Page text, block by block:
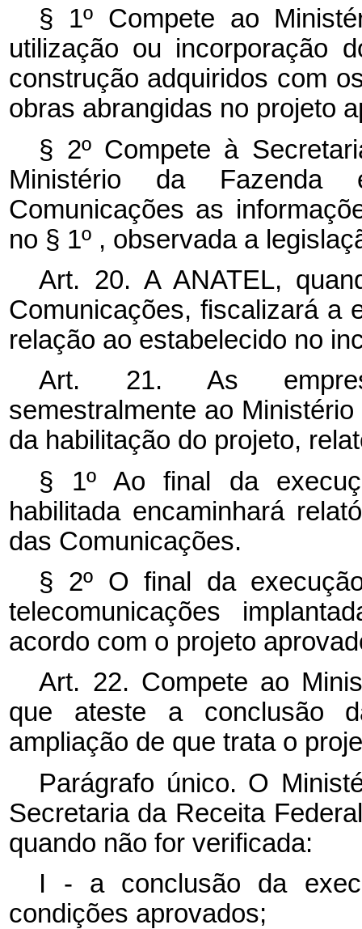
§ 1º Compete ao
utilização ou incorporação
construção adquiridos com
obras abrangidas no projeto
§ 2º Compete à
Ministério da Fazenda
Comunicações as
no § 1º , observada a
Art. 20. A ANATEL,
Comunicações, fiscalizará a
relação ao estabelecido no
Art. 21. As
semestralmente ao
da habilitação do projeto,
§ 1º Ao final da
habilitada encaminhará
das Comunicações.
§ 2º O final da
telecomunicações
acordo com o projeto
Art. 22. Compete ao
que ateste a conclusão
ampliação de que trata o
Parágrafo único. O
Secretaria da Receita
quando não for verificada:
I - a conclusão da
condições aprovados;